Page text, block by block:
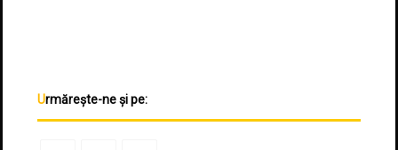
Urmărește-ne și pe: